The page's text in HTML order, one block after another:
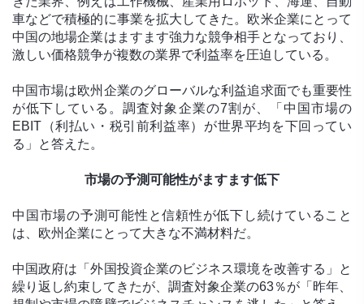
車などで積極的に事業を拡大してきた。欧米企業にとって
中国の地場企業はますます強力な競争相手となっており、
激しい価格競争が複数の業界で利益率を圧迫している。
中国市場は欧州企業のグローバルな利益追求面でも重要性
が低下している。調査対象企業の7割が、「中国市場の
EBIT（利払い・税引前利益率）が世界平均を下回ってい
る」と答えた。
市場の予測可能性がますます低下
中国市場の予測可能性と信頼性が低下し続けていること
は、欧州企業にとって大きな不満材料だ。
中国政府は「外国投資企業のビジネス環境を改善する」と
繰り返し約束してきたが、調査対象企業の63％が「昨年、